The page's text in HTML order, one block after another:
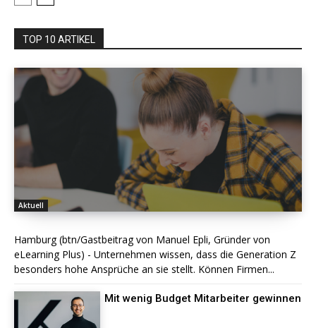
TOP 10 ARTIKEL
Aktuell
Hamburg (btn/Gastbeitrag von Manuel Epli, Gründer von
eLearning Plus) - Unternehmen wissen, dass die Generation Z
besonders hohe Ansprüche an sie stellt. Können Firmen...
Mit wenig Budget Mitarbeiter gewinnen